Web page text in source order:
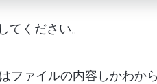
してください。
ファイルの内容しかわか